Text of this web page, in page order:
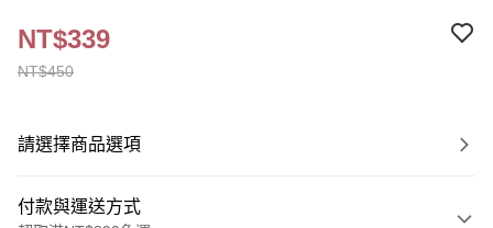
NT$450
NT$339
請選擇商品選項
付款與運送方式